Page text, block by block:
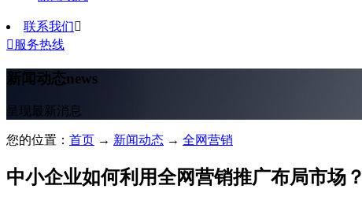
联系我们
 服务热线
新闻动态news
呈现最新消息
您的位置： 首页 → 新闻动态 → 全网营销
中小企业如何利用全网营销推广布局市场？